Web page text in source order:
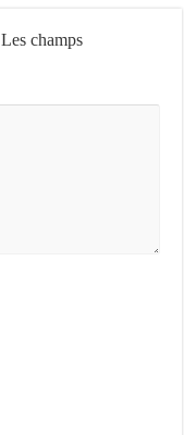
Les champs